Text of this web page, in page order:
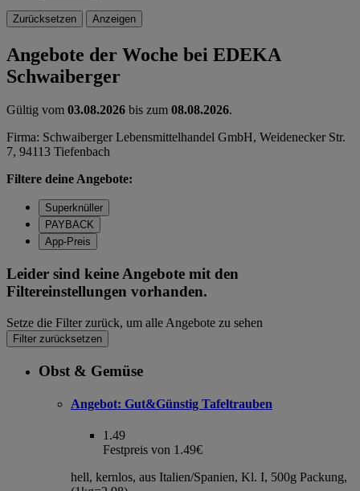
Zurücksetzen Anzeigen
Angebote der Woche bei EDEKA
Schwaiberger
Gültig vom 03.08.2026 bis zum 08.08.2026.
Firma: Schwaiberger Lebensmittelhandel GmbH, Weidenecker Str.
7, 94113 Tiefenbach
Filtere deine Angebote:
Superknüller
PAYBACK
App-Preis
Leider sind keine Angebote mit den
Filtereinstellungen vorhanden.
Setze die Filter zurück, um alle Angebote zu sehen
Filter zurücksetzen
Obst & Gemüse
Angebot: Gut&Günstig Tafeltrauben
1.49
Festpreis von 1.49€
hell, kernlos, aus Italien/Spanien, Kl. I, 500g Packung,